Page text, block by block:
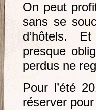
On peut
sans se
d’hôtels.
presque
perdus ne
Pour l’été
réserver